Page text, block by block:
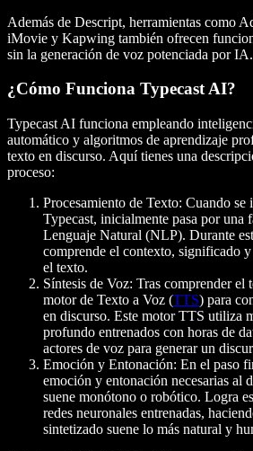
Además de Descript, herramientas como
iMovie y Kapwing también ofrecen
sin la generación de voz potenciada por IA.
¿Cómo Funciona Typecast AI?
Typecast AI funciona empleando
automático y algoritmos de aprendizaje
texto en discurso. Aquí tienes una
proceso:
Procesamiento de Texto: Cuando se
Typecast, inicialmente pasa por una
Lenguaje Natural (NLP). Durante
comprende el contexto, significado
el texto.
Síntesis de Voz: Tras comprender el
motor de Texto a Voz (TTS) para
en discurso. Este motor TTS utiliza
profundo entrenados con horas de
actores de voz para generar un
Emoción y Entonación: En el paso
emoción y entonación necesarias al
suene monótono o robótico. Logra
redes neuronales entrenadas,
sintetizado suene lo más natural y